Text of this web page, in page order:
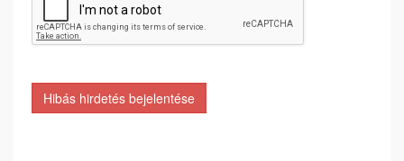
Hibás hirdetés bejelentése